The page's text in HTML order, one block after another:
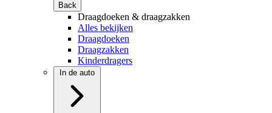
Back
Draagdoeken & draagzakken
Alles bekijken
Draagdoeken
Draagzakken
Kinderdragers
In de auto